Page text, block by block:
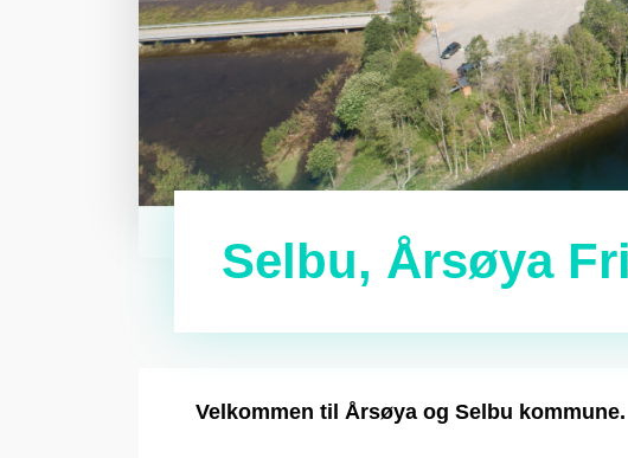
Selbu, Årsøya
Velkommen til Årsøya og Selbu kommune.